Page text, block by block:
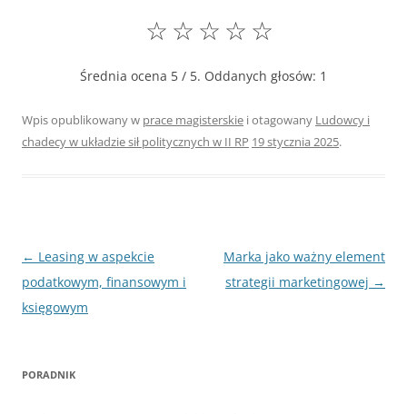
☆
☆
☆
☆
☆
Średnia ocena 5 / 5. Oddanych głosów: 1
Wpis opublikowany w prace magisterskie i otagowany Ludowcy i
chadecy w układzie sił politycznych w II RP 19 stycznia 2025.
Nawigacja
wpisu
← Leasing w aspekcie
podatkowym, finansowym i
księgowym
Marka jako ważny element
strategii marketingowej →
PORADNIK